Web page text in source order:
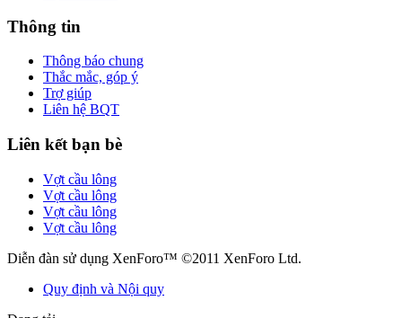
Thông tin
Thông báo chung
Thắc mắc, góp ý
Trợ giúp
Liên hệ BQT
Liên kết bạn bè
Vợt cầu lông
Vợt cầu lông
Vợt cầu lông
Vợt cầu lông
Diễn đàn sử dụng XenForo™ ©2011 XenForo Ltd.
Quy định và Nội quy